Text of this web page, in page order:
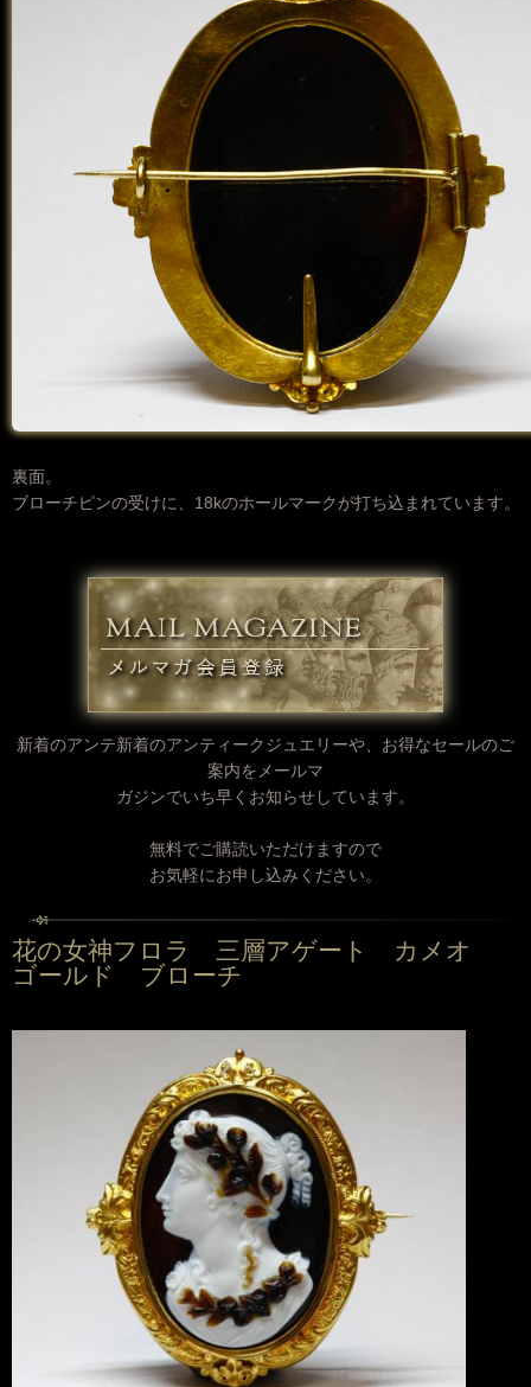
裏面。
ブローチピンの受けに、18kのホールマークが打ち込まれています。
新着のアンテ新着のアンティークジュエリーや、 お得なセールのご
案内をメールマ
ガジンでいち早くお知らせしています。
無料でご購読いただけますので
お気軽にお申し込みください。
花の女神フロラ 三層アゲート カメオ
ゴールド ブローチ